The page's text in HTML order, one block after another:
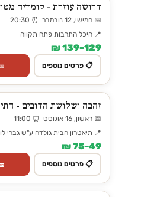
דרושה עוזרת - קומדיה
📅 חמישי, 12 נובמבר ⏰ 20:30
📍 היכל התרבות פתח תקווה
129–139 ₪
📋 פרטים נוספים
זהבה ושלושת הדובים -
📅 ראשון, 16 אוגוסט ⏰ 11:00
📍 תיאטרון הבית גולדה ע"ש גברי
49–75 ₪
📋 פרטים נוספים